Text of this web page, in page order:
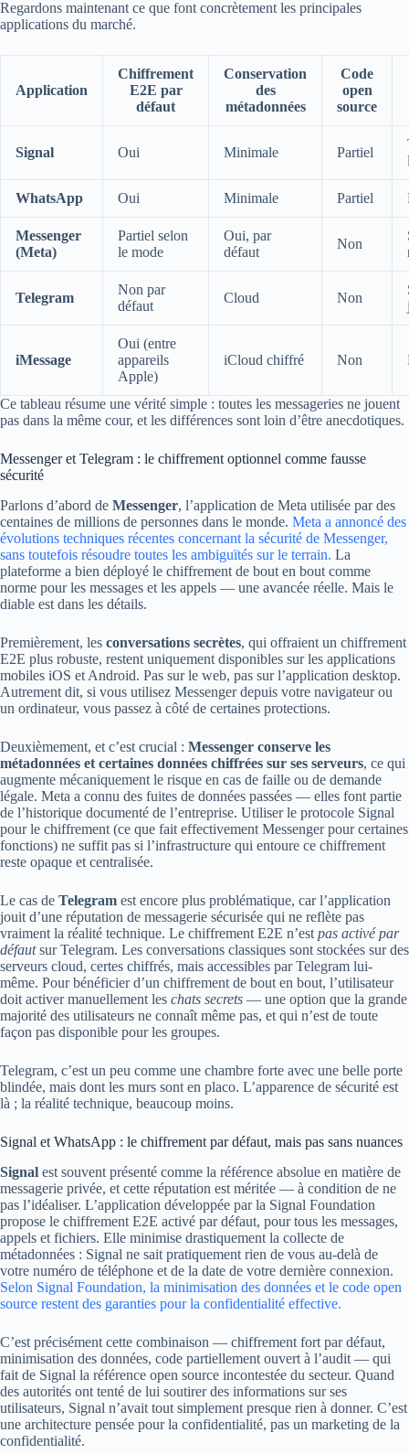
Regardons maintenant ce que font concrètement les principales
applications du marché.
Application
Chiffrement
E2E par
défaut
Conservation
des
métadonnées
Code
open
source
Signal Oui Minimale Partiel
WhatsApp Oui Minimale Partiel
Messenger
(Meta)
Partiel selon
le mode
Oui, par
défaut
Non
Telegram
Non par
défaut
Cloud Non
iMessage
Oui (entre
appareils
Apple)
iCloud chiffré Non
Ce tableau résume une vérité simple : toutes les messageries ne jouent
pas dans la même cour, et les différences sont loin d’être anecdotiques.
Messenger et Telegram : le chiffrement optionnel comme fausse
sécurité
Parlons d’abord de Messenger, l’application de Meta utilisée par des
centaines de millions de personnes dans le monde. Meta a annoncé des
évolutions techniques récentes concernant la sécurité de Messenger,
sans toutefois résoudre toutes les ambiguïtés sur le terrain. La
plateforme a bien déployé le chiffrement de bout en bout comme
norme pour les messages et les appels — une avancée réelle. Mais le
diable est dans les détails.
Premièrement, les conversations secrètes, qui offraient un chiffrement
E2E plus robuste, restent uniquement disponibles sur les applications
mobiles iOS et Android. Pas sur le web, pas sur l’application desktop.
Autrement dit, si vous utilisez Messenger depuis votre navigateur ou
un ordinateur, vous passez à côté de certaines protections.
Deuxièmement, et c’est crucial : Messenger conserve les
métadonnées et certaines données chiffrées sur ses serveurs, ce qui
augmente mécaniquement le risque en cas de faille ou de demande
légale. Meta a connu des fuites de données passées — elles font partie
de l’historique documenté de l’entreprise. Utiliser le protocole Signal
pour le chiffrement (ce que fait effectivement Messenger pour certaines
fonctions) ne suffit pas si l’infrastructure qui entoure ce chiffrement
reste opaque et centralisée.
Le cas de Telegram est encore plus problématique, car l’application
jouit d’une réputation de messagerie sécurisée qui ne reflète pas
vraiment la réalité technique. Le chiffrement E2E n’est pas activé par
défautsur Telegram. Les conversations classiques sont stockées sur des
serveurs cloud, certes chiffrés, mais accessibles par Telegram lui-
même. Pour bénéficier d’un chiffrement de bout en bout, l’utilisateur
doit activer manuellement les chats secrets — une option que la grande
majorité des utilisateurs ne connaît même pas, et qui n’est de toute
façon pas disponible pour les groupes.
Telegram, c’est un peu comme une chambre forte avec une belle porte
blindée, mais dont les murs sont en placo. L’apparence de sécurité est
là ; la réalité technique, beaucoup moins.
Signal et WhatsApp : le chiffrement par défaut, mais pas sans nuances
Signal est souvent présenté comme la référence absolue en matière de
messagerie privée, et cette réputation est méritée — à condition de ne
pas l’idéaliser. L’application développée par la Signal Foundation
propose le chiffrement E2E activé par défaut, pour tous les messages,
appels et fichiers. Elle minimise drastiquement la collecte de
métadonnées : Signal ne sait pratiquement rien de vous au-delà de
votre numéro de téléphone et de la date de votre dernière connexion.
Selon Signal Foundation, la minimisation des données et le code open
source restent des garanties pour la confidentialité effective.
C’est précisément cette combinaison — chiffrement fort par défaut,
minimisation des données, code partiellement ouvert à l’audit — qui
fait de Signal la référence open source incontestée du secteur. Quand
des autorités ont tenté de lui soutirer des informations sur ses
utilisateurs, Signal n’avait tout simplement presque rien à donner. C’est
une architecture pensée pour la confidentialité, pas un marketing de la
confidentialité.